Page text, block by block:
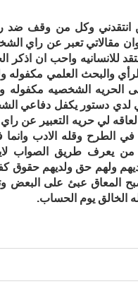
انتقدني وكل من وقف
مقالاتي تعبر عن
والبحث العلمي مكفوله
لدي دستور يكفل
للاشخاص ذوي العاقه لي حريه
في الطرح وقله الادب
من يعرف طريق الصواب
ولهم حق ولديهم حقوق
المعاق عبئ على البعض
الخالق يوم الحساب.